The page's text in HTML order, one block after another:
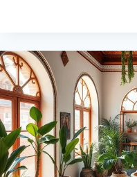
design
intérieur
pour
votre
restaurant